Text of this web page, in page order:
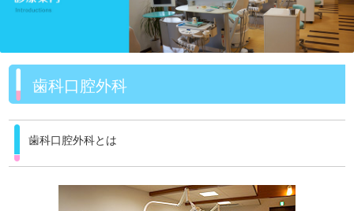
歯科口腔外科
歯科口腔外科とは